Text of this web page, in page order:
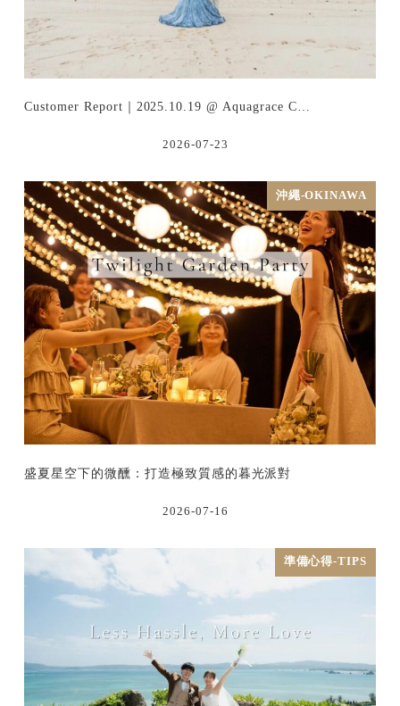
Customer Report｜2025.10.19 @ Aquagrace C…
2026-07-23
沖繩-OKINAWA
盛夏星空下的微醺：打造極致質感的暮光派對
2026-07-16
準備心得-TIPS